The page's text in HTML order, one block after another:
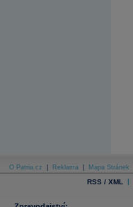
O Patria.cz Reklama Mapa Stránek
RSS / XML |